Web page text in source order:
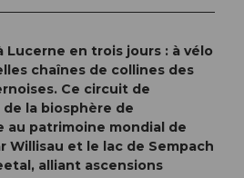
Lucerne en trois jours : à vélo
chaînes de collines des
Ce circuit de
la biosphère de
au patrimoine mondial de
Willisau et le lac de Sempach
alliant ascensions